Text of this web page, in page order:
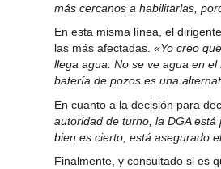
más cercanos a habilitarlas,
En esta misma línea, el
las más afectadas. «Yo creo
llega agua. No se ve agua en
batería de pozos es una
En cuanto a la decisión para
autoridad de turno, la DGA
bien es cierto, está asegurado
Finalmente, y consultado si es